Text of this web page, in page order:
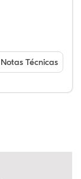
Notas Técnicas